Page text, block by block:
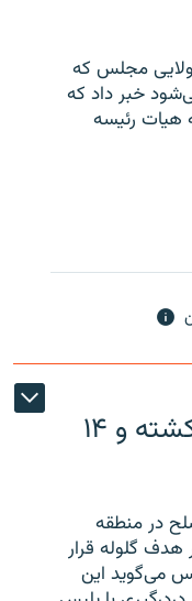
مجلس که
خبر داد که
با ۹۰ امضا به هیات رئیسه
تیراندازی در تورنتو یک نفر کشته و ۱۴
در منطقه
،‌بزرگترین شهر کانادا،۱۴ نفر هدف گلوله قرار
می‌گوید این